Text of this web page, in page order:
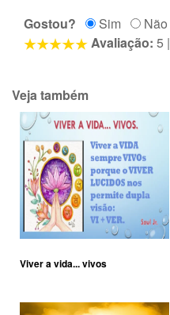
Gostou? Sim
Não
Avaliação: 5 |
Veja também
Viver a vida... vivos